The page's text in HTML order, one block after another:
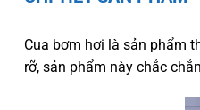
Cua bơm hơi là sản phẩm
rỡ, sản phẩm này chắc